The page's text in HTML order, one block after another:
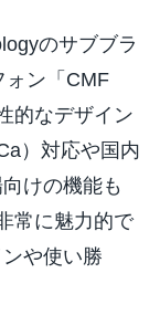
のサブブラ
ォン「CMF
的なデザイン
）対応や国内
けの機能も
常に魅力的で
や使い勝